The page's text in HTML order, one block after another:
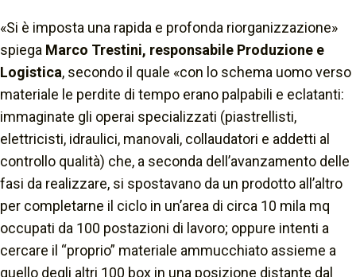
«Si è imposta una rapida e profonda riorganizzazione»
spiega Marco Trestini, responsabile Produzione e
Logistica, secondo il quale «con lo schema uomo verso
materiale le perdite di tempo erano palpabili e eclatanti:
immaginate gli operai specializzati (piastrellisti,
elettricisti, idraulici, manovali, collaudatori e addetti al
controllo qualità) che, a seconda dell’avanzamento delle
fasi da realizzare, si spostavano da un prodotto all’altro
per completarne il ciclo in un’area di circa 10 mila mq
occupati da 100 postazioni di lavoro; oppure intenti a
cercare il “proprio” materiale ammucchiato assieme a
quello degli altri 100 box in una posizione distante dal